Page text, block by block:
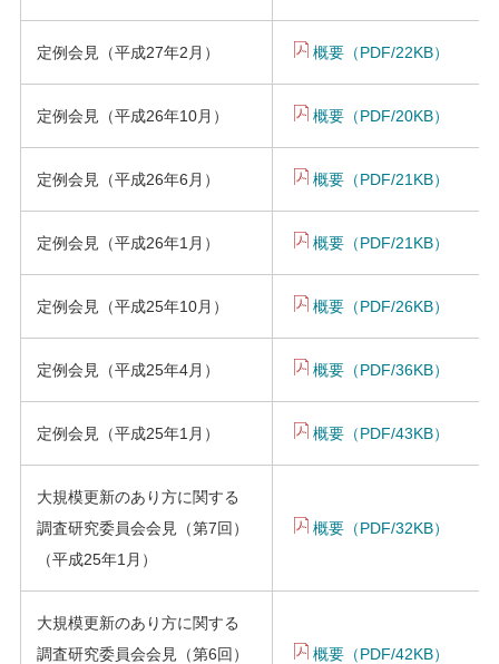
定例会見（平成27年2月） 概要（PDF/22KB）
定例会見（平成26年10月） 概要（PDF/20KB）
定例会見（平成26年6月） 概要（PDF/21KB）
定例会見（平成26年1月） 概要（PDF/21KB）
定例会見（平成25年10月） 概要（PDF/26KB）
定例会見（平成25年4月） 概要（PDF/36KB）
定例会見（平成25年1月） 概要（PDF/43KB）
大規模更新のあり方に関する
調査研究委員会会見（第7回）
（平成25年1月）
概要（PDF/32KB）
大規模更新のあり方に関する
調査研究委員会会見（第6回）
概要（PDF/42KB）